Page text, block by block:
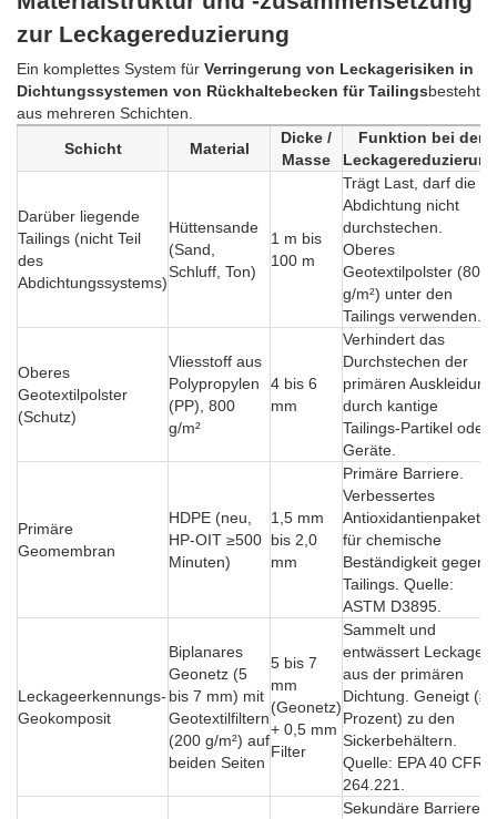
zur Leckagereduzierung
Ein komplettes System für Verringerung von Leckagerisiken in
Dichtungssystemen von Rückhaltebecken für Tailingsbesteht
aus mehreren Schichten.
Schicht
Material
Dicke /
Masse
Funktion bei der
Leckagereduzierung
Darüber liegende
Tailings (nicht Teil
des
Abdichtungssystems)
Hüttensande
(Sand,
Schluff, Ton)
1 m bis
100 m
Trägt Last, darf die
Abdichtung nicht
durchstechen.
Oberes
Geotextilpolster (800
g/m²) unter den
Tailings verwenden.
Oberes
Geotextilpolster
(Schutz)
Vliesstoff aus
Polypropylen
(PP), 800
g/m²
4 bis 6
mm
Verhindert das
Durchstechen der
primären Auskleidung
durch kantige
Tailings-Partikel oder
Geräte.
Primäre
Geomembran
HDPE (neu,
HP-OIT ≥500
Minuten)
1,5 mm
bis 2,0
mm
Primäre Barriere.
Verbessertes
Antioxidantienpaket
für chemische
Beständigkeit gegen
Tailings. Quelle:
ASTM D3895.
Leckageerkennungs-
Geokomposit
Biplanares
Geonetz (5
bis 7 mm) mit
Geotextilfiltern
(200 g/m²) auf
beiden Seiten
5 bis 7
mm
(Geonetz)
+ 0,5 mm
Filter
Sammelt und
entwässert Leckagen
aus der primären
Dichtung. Geneigt (≥2
Prozent) zu den
Sickerbehältern.
Quelle: EPA 40 CFR
264.221.
Sekundäre Barriere